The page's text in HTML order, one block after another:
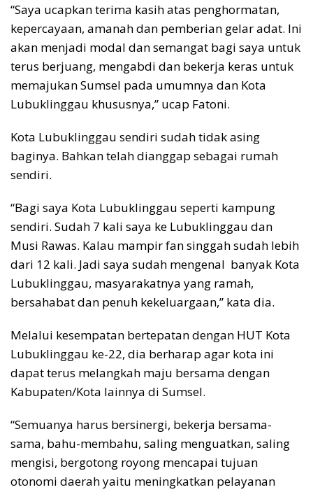
“Saya ucapkan terima kasih atas penghormatan,
kepercayaan, amanah dan pemberian gelar adat. Ini
akan menjadi modal dan semangat bagi saya untuk
terus berjuang, mengabdi dan bekerja keras untuk
memajukan Sumsel pada umumnya dan Kota
Lubuklinggau khususnya,” ucap Fatoni.
Kota Lubuklinggau sendiri sudah tidak asing
baginya. Bahkan telah dianggap sebagai rumah
sendiri.
“Bagi saya Kota Lubuklinggau seperti kampung
sendiri. Sudah 7 kali saya ke Lubuklinggau dan
Musi Rawas. Kalau mampir fan singgah sudah lebih
dari 12 kali. Jadi saya sudah mengenal banyak Kota
Lubuklinggau, masyarakatnya yang ramah,
bersahabat dan penuh kekeluargaan,” kata dia.
Melalui kesempatan bertepatan dengan HUT Kota
Lubuklinggau ke-22, dia berharap agar kota ini
dapat terus melangkah maju bersama dengan
Kabupaten/Kota lainnya di Sumsel.
“Semuanya harus bersinergi, bekerja bersama-
sama, bahu-membahu, saling menguatkan, saling
mengisi, bergotong royong mencapai tujuan
otonomi daerah yaitu meningkatkan pelayanan